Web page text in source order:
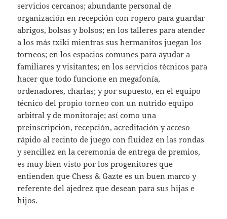
servicios cercanos; abundante personal de
organización en recepción con ropero para guardar
abrigos, bolsas y bolsos; en los talleres para atender
a los más txiki mientras sus hermanitos juegan los
torneos; en los espacios comunes para ayudar a
familiares y visitantes; en los servicios técnicos para
hacer que todo funcione en megafonía,
ordenadores, charlas; y por supuesto, en el equipo
técnico del propio torneo con un nutrido equipo
arbitral y de monitoraje; así como una
preinscripción, recepción, acreditación y acceso
rápido al recinto de juego con fluidez en las rondas
y sencillez en la ceremonia de entrega de premios,
es muy bien visto por los progenitores que
entienden que Chess & Gazte es un buen marco y
referente del ajedrez que desean para sus hijas e
hijos.